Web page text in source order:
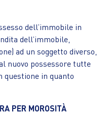
dell’immobile in
dell’immobile,
ad un soggetto diverso,
nuovo possessore tutte
questione in quanto
PER MOROSITÀ